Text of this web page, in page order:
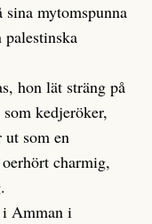
mytomspunna
palestinska
hon lät sträng på
kedjeröker,
ut som en
charmig,
Amman i